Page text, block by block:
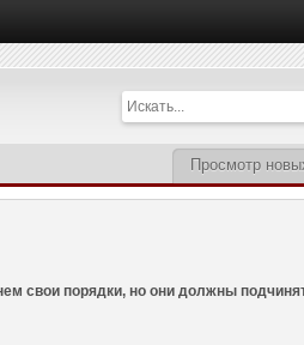
Просмотр
свои порядки, но они должны